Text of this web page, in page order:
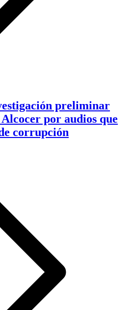
preliminar
por audios que
corrupción